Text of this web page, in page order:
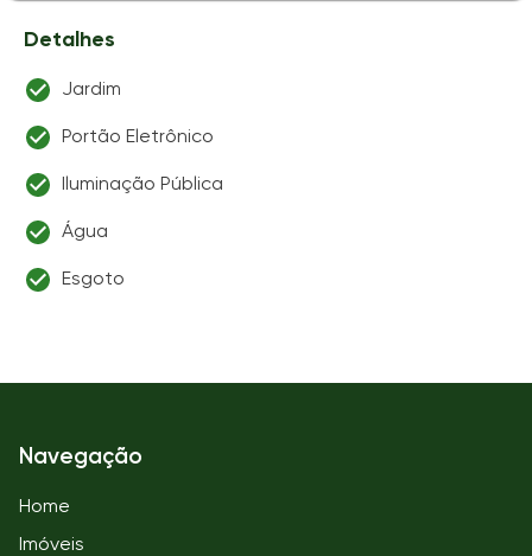
Detalhes
Jardim
Portão Eletrônico
Iluminação Pública
Água
Esgoto
Navegação
Home
Imóveis